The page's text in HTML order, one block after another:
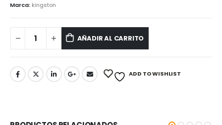
Marca: kingston
AÑADIR AL CARRITO
ADD TO WISHLIST